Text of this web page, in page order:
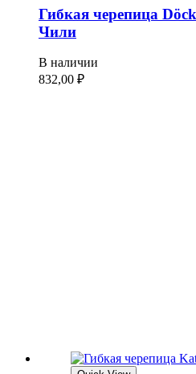
Гибкая черепица
Чили
В наличии
832,00 ₽